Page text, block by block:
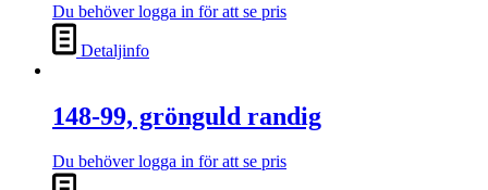
Du behöver logga in för att se pris
Detaljinfo
148-99, grönguld randig
Du behöver logga in för att se pris